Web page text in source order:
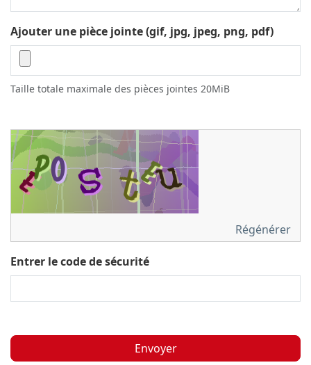
Ajouter une pièce jointe (gif, jpg, jpeg, png, pdf)
Taille totale maximale des pièces jointes 20MiB
Régénérer
Entrer le code de sécurité
Envoyer